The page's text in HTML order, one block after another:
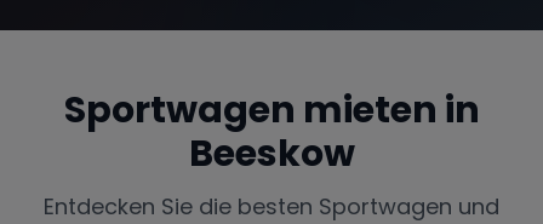
Sportwagen mieten in
Beeskow
Entdecken Sie die besten Sportwagen und